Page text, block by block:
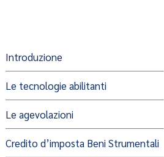
Introduzione
Le tecnologie abilitanti
Le agevolazioni
Credito d’imposta Beni Strumentali